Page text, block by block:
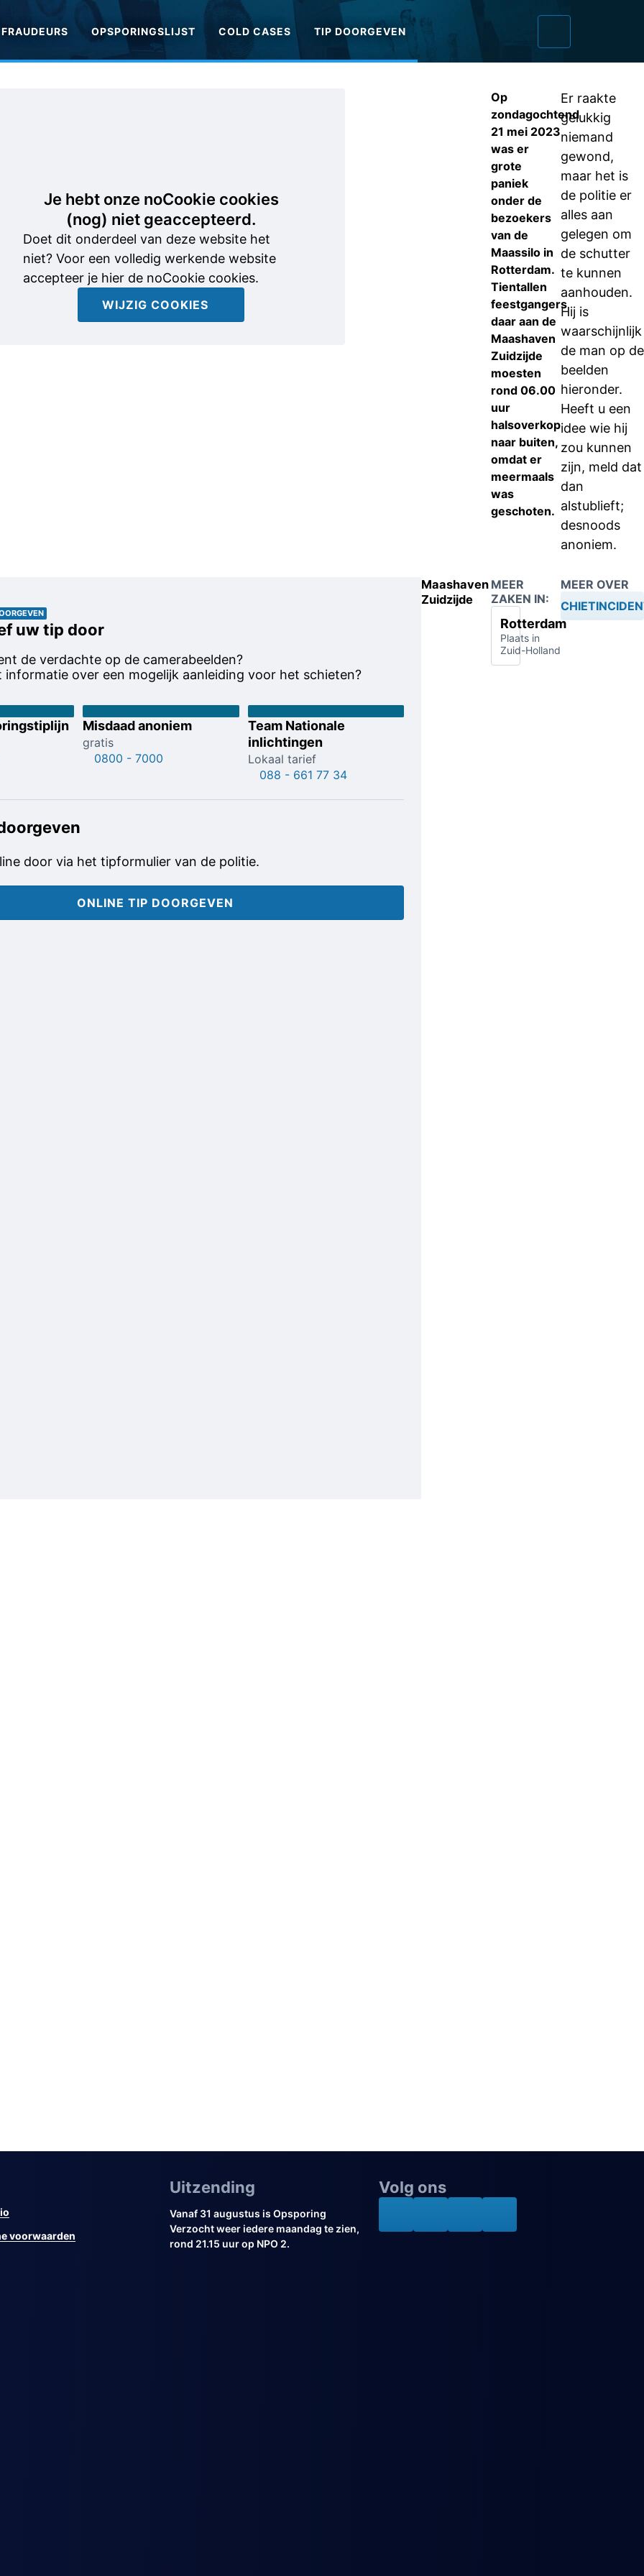
FRAUDEURS OPSPORINGSLIJST COLD CASES TIP DOORGEVEN
Je hebt onze noCookie cookies
(nog) niet geaccepteerd.
Doet dit onderdeel van deze website het
niet? Voor een volledig werkende website
accepteer je hier de noCookie cookies.
WIJZIG COOKIES
Op
zondagochtend
21 mei 2023
was er
grote
paniek
onder de
bezoekers
van de
Maassilo in
Rotterdam.
Tientallen
feestgangers
daar aan de
Maashaven
Zuidzijde
moesten
rond 06.00
uur
halsoverkop
naar buiten,
omdat er
meermaals
was
geschoten.
Er raakte
gelukkig
niemand
gewond,
maar het is
de politie er
alles aan
gelegen om
de schutter
te kunnen
aanhouden.
Hij is
waarschijnlijk
de man op de
beelden
hieronder.
Heeft u een
idee wie hij
zou kunnen
zijn, meld dat
dan
alstublieft;
desnoods
anoniem.
uw tip door
de verdachte op de camerabeelden?
informatie over een mogelijk aanleiding voor het schieten?
Misdaad anoniem
gratis
0800 - 7000
Team Nationale
inlichtingen
Lokaal tarief
088 - 661 77 34
door via het tipformulier van de politie.
ONLINE TIP DOORGEVEN
Maashaven
Zuidzijde
MEER
ZAKEN IN:
Rotterdam
Plaats in
Zuid-Holland
MEER OVER
voorwaarden
Uitzending
Vanaf 31 augustus is Opsporing
Verzocht weer iedere maandag te zien,
rond 21.15 uur op NPO 2.
Volg ons